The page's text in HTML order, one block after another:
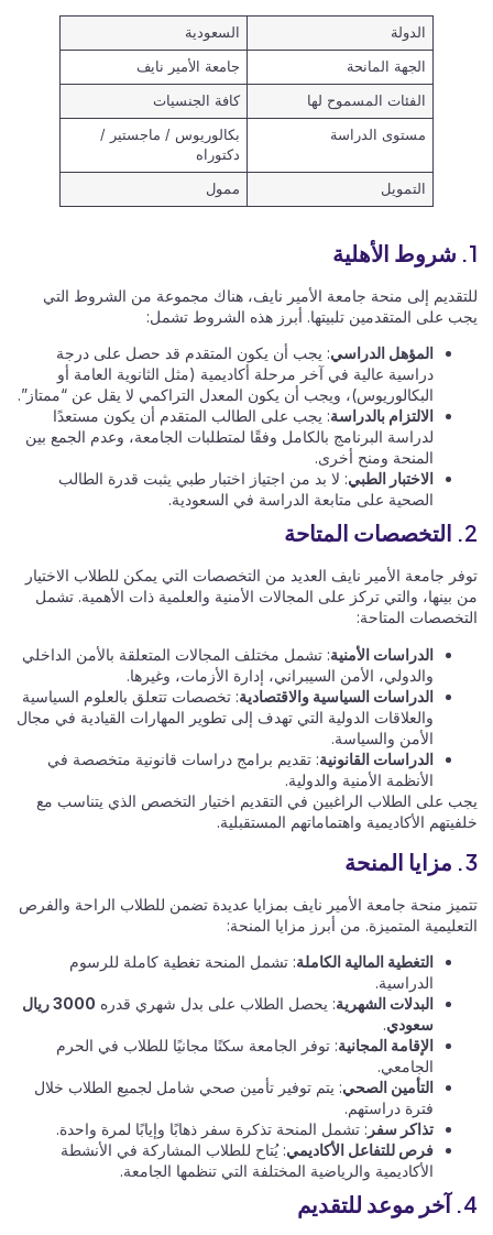
الدولة السعودية
الجهة المانحة جامعة الأمير نايف
الفئات المسموح لها كافة الجنسيات
مستوى الدراسة
بكالوريوس / ماجستير /
دكتوراه
التمويل ممول
1. شروط الأهلية
للتقديم إلى منحة جامعة الأمير نايف، هناك مجموعة من الشروط التي
يجب على المتقدمين تلبيتها. أبرز هذه الشروط تشمل:
المؤهل الدراسي: يجب أن يكون المتقدم قد حصل على درجة
دراسية عالية في آخر مرحلة أكاديمية (مثل الثانوية العامة أو
البكالوريوس)، ويجب أن يكون المعدل التراكمي لا يقل عن “ممتاز”.
الالتزام بالدراسة: يجب على الطالب المتقدم أن يكون مستعدًا
لدراسة البرنامج بالكامل وفقًا لمتطلبات الجامعة، وعدم الجمع بين
المنحة ومنح أخرى.
الاختبار الطبي: لا بد من اجتياز اختبار طبي يثبت قدرة الطالب
الصحية على متابعة الدراسة في السعودية.
2. التخصصات المتاحة
توفر جامعة الأمير نايف العديد من التخصصات التي يمكن للطلاب الاختيار
من بينها، والتي تركز على المجالات الأمنية والعلمية ذات الأهمية. تشمل
التخصصات المتاحة:
الدراسات الأمنية: تشمل مختلف المجالات المتعلقة بالأمن الداخلي
والدولي، الأمن السيبراني، إدارة الأزمات، وغيرها.
الدراسات السياسية والاقتصادية: تخصصات تتعلق بالعلوم السياسية
والعلاقات الدولية التي تهدف إلى تطوير المهارات القيادية في مجال
الأمن والسياسة.
الدراسات القانونية: تقديم برامج دراسات قانونية متخصصة في
الأنظمة الأمنية والدولية.
يجب على الطلاب الراغبين في التقديم اختيار التخصص الذي يتناسب مع
خلفيتهم الأكاديمية واهتماماتهم المستقبلية.
3. مزايا المنحة
تتميز منحة جامعة الأمير نايف بمزايا عديدة تضمن للطلاب الراحة والفرص
التعليمية المتميزة. من أبرز مزايا المنحة:
التغطية المالية الكاملة: تشمل المنحة تغطية كاملة للرسوم
الدراسية.
البدلات الشهرية: يحصل الطلاب على بدل شهري قدره
3000 ريال
سعودي.
الإقامة المجانية: توفر الجامعة سكنًا مجانيًا للطلاب في الحرم
الجامعي.
التأمين الصحي: يتم توفير تأمين صحي شامل لجميع الطلاب خلال
فترة دراستهم.
تذاكر سفر : تشمل المنحة تذكرة سفر ذهابًا وإيابًا لمرة واحدة.
فرص للتفاعل الأكاديمي: يُتاح للطلاب المشاركة في الأنشطة
الأكاديمية والرياضية المختلفة التي تنظمها الجامعة.
4. آخر موعد للتقديم